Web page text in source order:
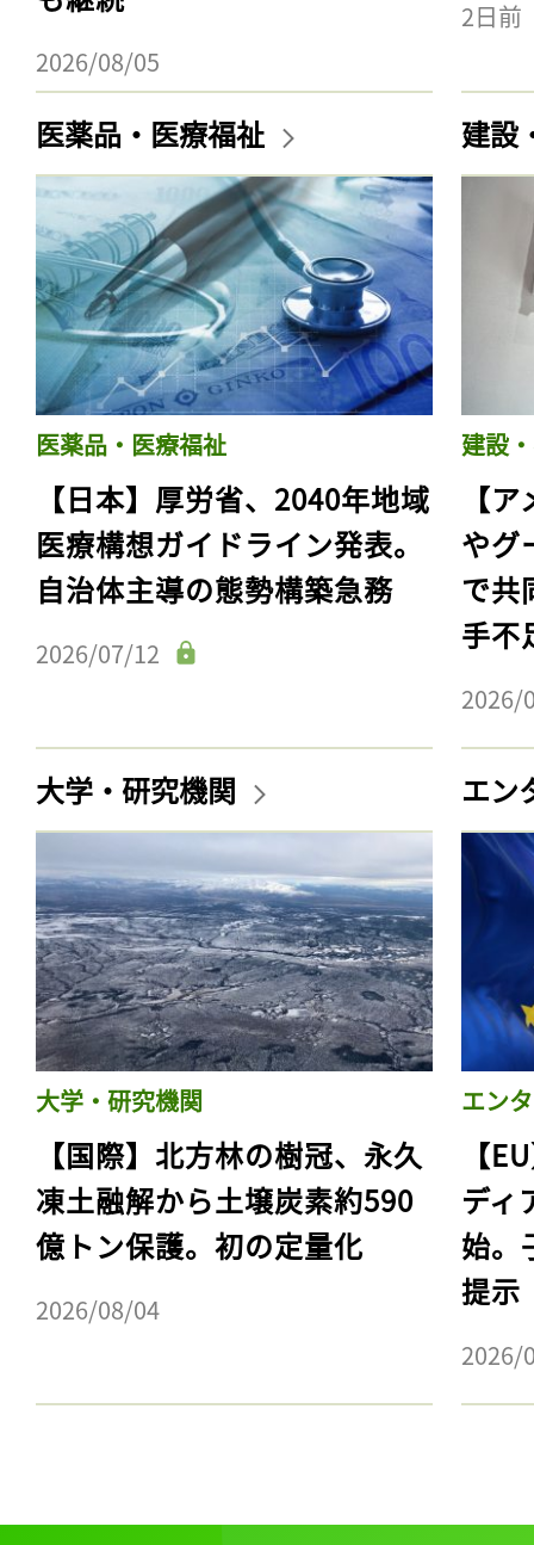
2026/08/05
2日前
医薬品・医療福祉
医薬品・医療福祉
【日本】厚労省、2040年地域
医療構想ガイドライン発表。
自治体主導の態勢構築急務
2026/07/12
建設
建設
【
やグ
で共
手不
2026/
大学・研究機関
大学・研究機関
【国際】北方林の樹冠、永久
凍土融解から土壌炭素約590
億トン保護。初の定量化
2026/08/04
エン
エン
【
ディ
始。
提示
2026/